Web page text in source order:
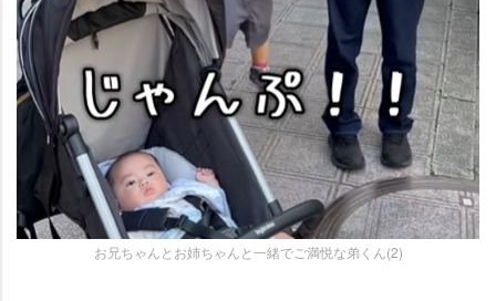
お兄ちゃんとお姉ちゃんと一緒でご満悦な弟くん(2)